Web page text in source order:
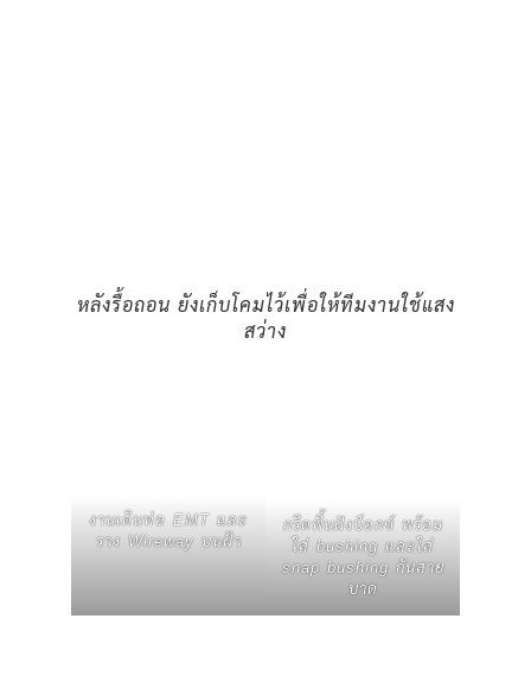
หลังรื้อถอน ยังเก็บโคมไว้เพื่อให้ทีมงานใช้แสง
สว่าง
งานเดินท่อ EMT และ
ราง Wireway บนฝ้า
กรีดพื้นฝังบ็อกซ์ พร้อม
ใส่ bushing และใส่
snap bushing กันสาย
บาด